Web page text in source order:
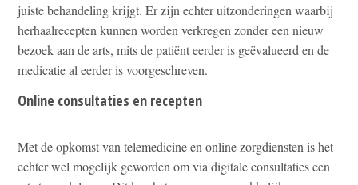
juiste behandeling krijgt. Er zijn echter uitzonderingen waarbij
herhaalrecepten kunnen worden verkregen zonder een nieuw
bezoek aan de arts, mits de patiënt eerder is geëvalueerd en de
medicatie al eerder is voorgeschreven.
Online consultaties en recepten
Met de opkomst van telemedicine en online zorgdiensten is het
echter wel mogelijk geworden om via digitale consultaties een